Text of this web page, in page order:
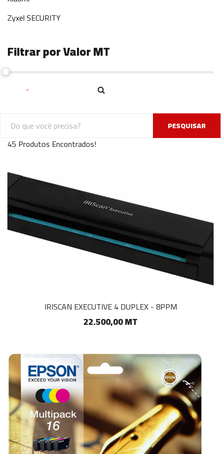
Zyxel SECURITY
Filtrar por Valor MT
PESQUISAR
45 Produtos Encontrados!
IRISCAN EXECUTIVE 4 DUPLEX - 8PPM
22.500,00 MT